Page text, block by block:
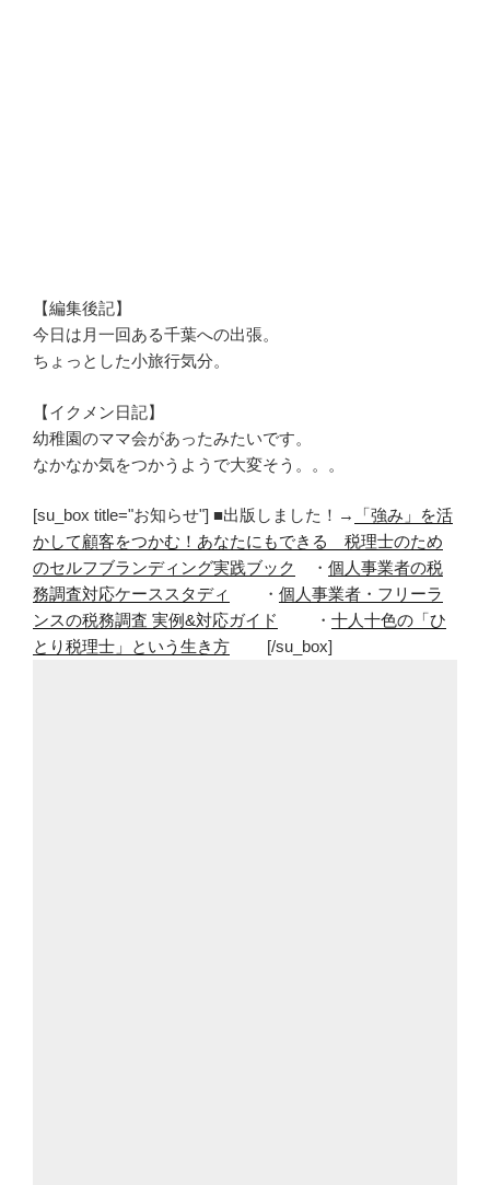
【編集後記】
今日は月一回ある千葉への出張。
ちょっとした小旅行気分。
【イクメン日記】
幼稚園のママ会があったみたいです。
なかなか気をつかうようで大変そう。。。
[su_box title="お知らせ"] ■出版しました！→
「強み」を活
かして顧客をつかむ！あなたにもできる 税理士のため
のセルフブランディング実践ブック
・ 個人事業者の税
務調査対応ケーススタディ
・ 個人事業者・フリーラ
ンスの税務調査 実例&対応ガイド
・ 十人十色の「ひ
とり税理士」という生き方 [/su_box]